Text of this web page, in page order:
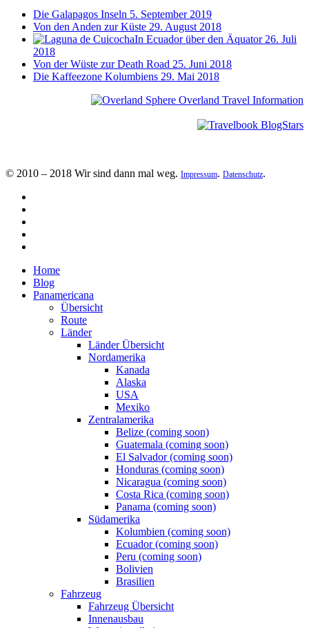
Die Galapagos Inseln 5. September 2019
Von den Anden zur Küste 29. August 2018
In Ecuador über den Äquator 26. Juli
2018
Von der Wüste zur Death Road 25. Juni 2018
Die Kaffeezone Kolumbiens 29. Mai 2018
© 2010 – 2018 Wir sind dann mal weg. Impressum. Datenschutz.
Home
Blog
Panamericana
Übersicht
Route
Länder
Länder Übersicht
Nordamerika
Kanada
Alaska
USA
Mexiko
Zentralamerika
Belize (coming soon)
Guatemala (coming soon)
El Salvador (coming soon)
Honduras (coming soon)
Nicaragua (coming soon)
Costa Rica (coming soon)
Panama (coming soon)
Südamerika
Kolumbien (coming soon)
Ecuador (coming soon)
Peru (coming soon)
Bolivien
Brasilien
Fahrzeug
Fahrzeug Übersicht
Innenausbau